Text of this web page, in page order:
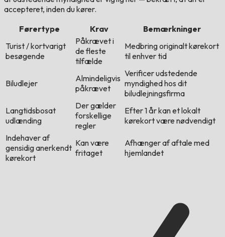
accepteret, inden du kører.
Førertype
Krav
Bemærkninger
Turist / kortvarigt
besøgende
Påkrævet i
de fleste
tilfælde
Medbring originalt kørekort
til enhver tid
Biludlejer
Almindeligvis
påkrævet
Verificer udstedende
myndighed hos dit
biludlejningsfirma
Langtidsbosat
udlænding
Der gælder
forskellige
regler
Efter 1 år kan et lokalt
kørekort være nødvendigt
Indehaver af
gensidig anerkendt
kørekort
Kan være
fritaget
Afhænger af aftale med
hjemlandet